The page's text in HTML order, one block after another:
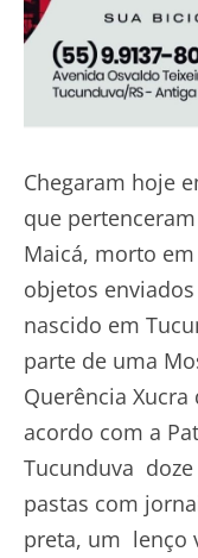
Chegaram hoje
que
Maicá, morto
objetos
nascido em
parte de uma
Querência
acordo com a
Tucunduva
pastas com
preta, um lenço